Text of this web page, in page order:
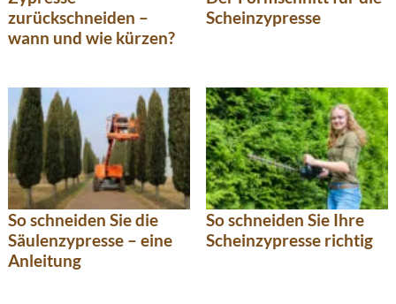
zurückschneiden –
wann und wie kürzen?
Scheinzypresse
So schneiden Sie die
Säulenzypresse – eine
Anleitung
So schneiden Sie Ihre
Scheinzypresse richtig